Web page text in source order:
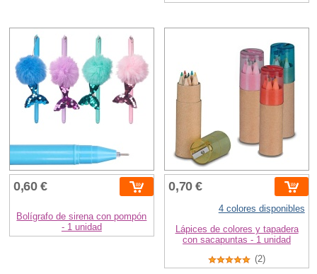
0,60 €
Bolígrafo de sirena con pompón
- 1 unidad
0,70 €
4 colores disponibles
Lápices de colores y tapadera
con sacapuntas - 1 unidad
(2)